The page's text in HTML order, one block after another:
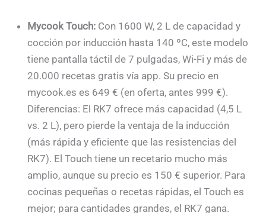
Mycook Touch: Con 1600 W, 2 L de capacidad y
cocción por inducción hasta 140 ºC, este modelo
tiene pantalla táctil de 7 pulgadas, Wi-Fi y más de
20.000 recetas gratis vía app. Su precio en
mycook.es es 649 € (en oferta, antes 999 €).
Diferencias: El RK7 ofrece más capacidad (4,5 L
vs. 2 L), pero pierde la ventaja de la inducción
(más rápida y eficiente que las resistencias del
RK7). El Touch tiene un recetario mucho más
amplio, aunque su precio es 150 € superior. Para
cocinas pequeñas o recetas rápidas, el Touch es
mejor; para cantidades grandes, el RK7 gana.